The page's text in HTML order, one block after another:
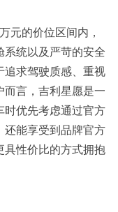
元的价位区间内，
系统以及严苛的安全
追求驾驶质感、重视
而言，吉利星愿是一
时优先考虑通过官方
还能享受到品牌官方
具性价比的方式拥抱